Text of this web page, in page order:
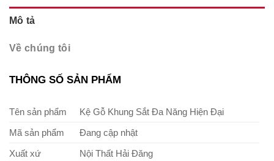
Mô tả
Về chúng tôi
THÔNG SỐ SẢN PHẨM
Tên sản phẩm
Kệ Gỗ Khung Sắt Đa Năng Hiện Đại
Mã sản phẩm
Đang cập nhật
Xuất xứ
Nội Thất Hải Đăng